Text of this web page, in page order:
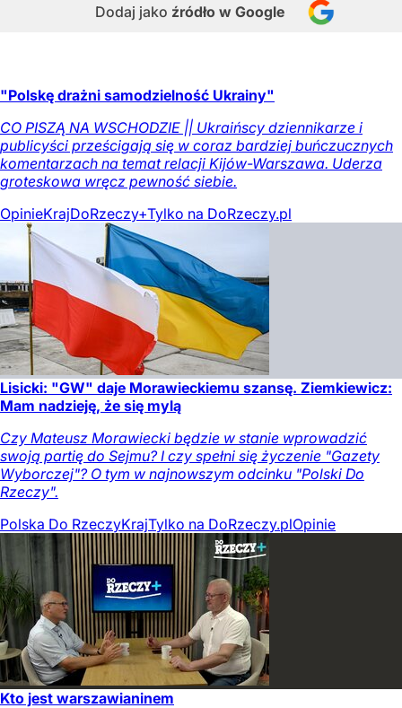
Dodaj jako źródło w Google
"Polskę drażni samodzielność Ukrainy"
CO PISZĄ NA WSCHODZIE || Ukraińscy dziennikarze i
publicyści prześcigają się w coraz bardziej buńczucznych
komentarzach na temat relacji Kijów-Warszawa. Uderza
groteskowa wręcz pewność siebie.
OpinieKrajDoRzeczy+Tylko na DoRzeczy.pl
Lisicki: "GW" daje Morawieckiemu szansę. Ziemkiewicz:
Mam nadzieję, że się mylą
Czy Mateusz Morawiecki będzie w stanie wprowadzić
swoją partię do Sejmu? I czy spełni się życzenie "Gazety
Wyborczej"? O tym w najnowszym odcinku "Polski Do
Rzeczy".
Polska Do RzeczyKrajTylko na DoRzeczy.plOpinie
Kto jest warszawianinem